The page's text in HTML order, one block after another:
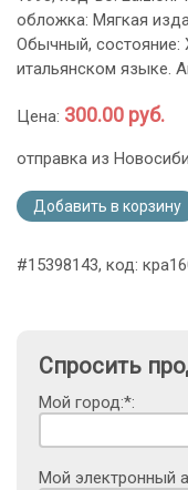
обложка: Мягкая
Обычный, состояние:
итальянском языке.
Цена: 300.00 руб.
отправка из
Добавить в корзину
#15398143, код:
Спросить
Мой город:*:
Мой электронный